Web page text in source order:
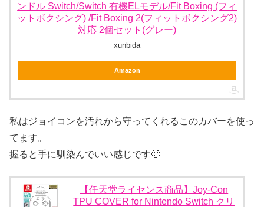
ンドル Switch/Switch 有機ELモデル/Fit Boxing (フィ
ットボクシング) /Fit Boxing 2(フィットボクシング2)
対応 2個セット(グレー)
xunbida
Amazon
私はジョイコンを汚れから守ってくれるこのカバーを使っ
てます。
握ると手に馴染んでいい感じです🙂
【任天堂ライセンス商品】Joy-Con
TPU COVER for Nintendo Switch クリ